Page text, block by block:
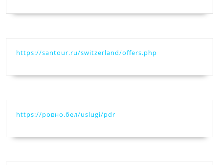
https://santour.ru/switzerland/offers.php
https://ровно.бел/uslugi/pdr